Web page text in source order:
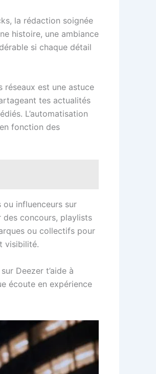
la rédaction soignée
histoire, une ambiance
si chaque détail
réseaux est une astuce
tes actualités
L’automatisation
fonction des
ou influenceurs sur
des concours, playlists
ou collectifs pour
visibilité.
Deezer t’aide à
écoute en expérience